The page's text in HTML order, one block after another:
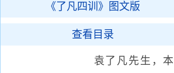
《了凡四训》图文版
查看目录
袁了凡先生，本